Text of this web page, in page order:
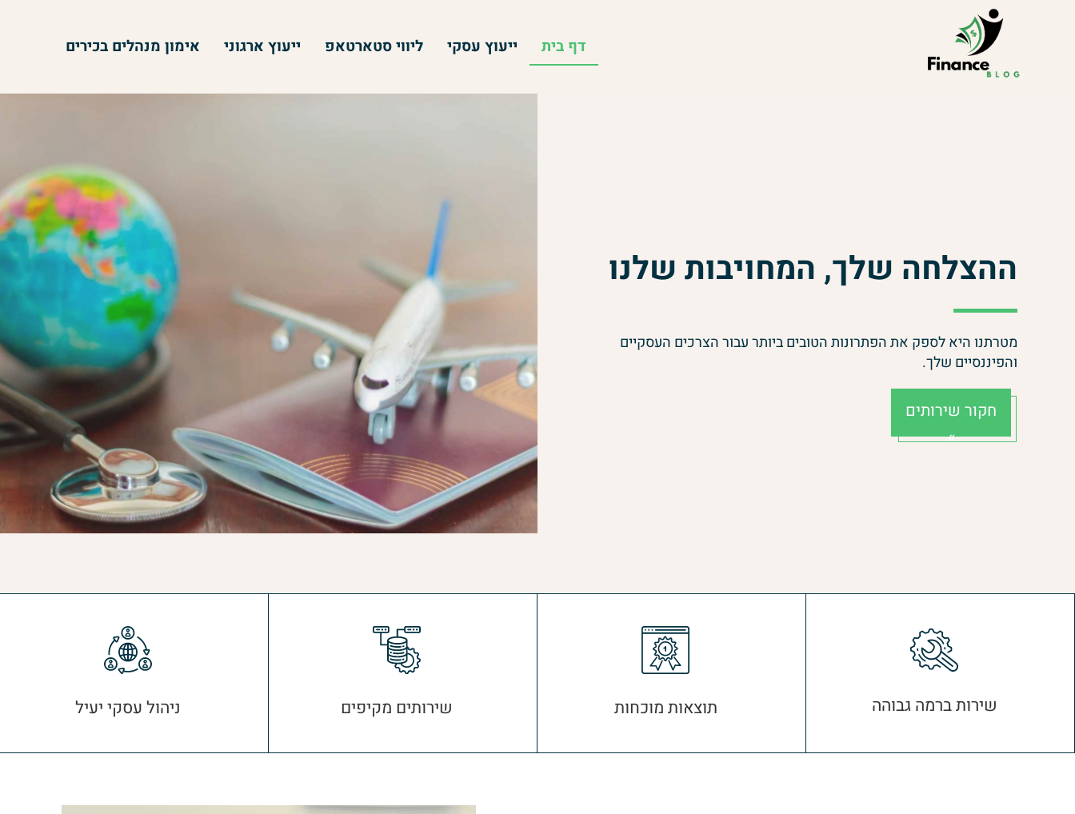
דף בית ייעוץ עסקי ליווי סטארטאפ ייעוץ ארגוני אימון מנהלים בכירים
ההצלחה שלך, המחויבות שלנו
מטרתנו היא לספק את הפתרונות הטובים ביותר עבור הצרכים העסקיים
והפיננסיים שלך.
חקור שירותים
»
שירות ברמה גבוהה תוצאות מוכחות שירותים מקיפים ניהול עסקי יעיל